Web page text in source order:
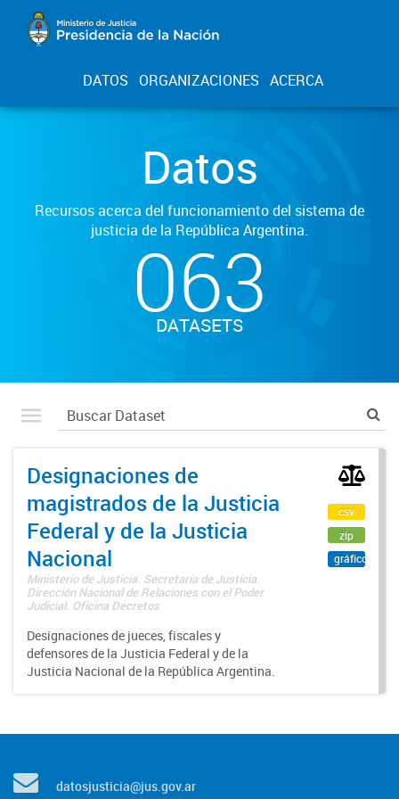
DATOS ORGANIZACIONES ACERCA
Datos
Recursos acerca del funcionamiento del sistema de
justicia de la República Argentina.
063
DATASETS
Designaciones de
magistrados de la Justicia
Federal y de la Justicia
Nacional
Ministerio de Justicia. Secretaría de Justicia.
Dirección Nacional de Relaciones con el Poder
Judicial. Oficina Decretos
Designaciones de jueces, fiscales y
defensores de la Justicia Federal y de la
Justicia Nacional de la República Argentina.
csv
zip
gráfico
datosjusticia@jus.gov.ar